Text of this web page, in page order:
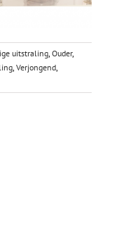
uitstraling ,Ouder,
,Verjongend